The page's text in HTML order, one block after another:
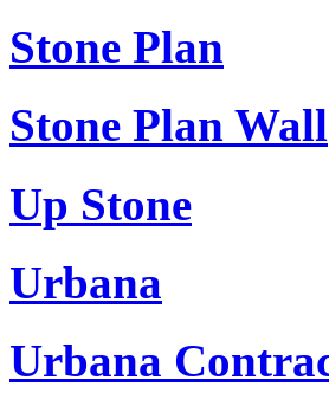
Stone Plan
Stone Plan Wall
Up Stone
Urbana
Urbana